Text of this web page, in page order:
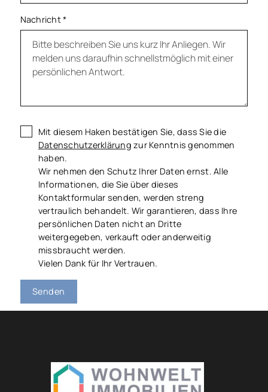
Nachricht*
Mit diesem Haken bestätigen Sie, dass Sie die
Datenschutzerklärung zur Kenntnis genommen
haben.
Wir nehmen den Schutz Ihrer Daten ernst. Alle
Informationen, die Sie über dieses
Kontaktformular senden, werden streng
vertraulich behandelt. Wir garantieren, dass Ihre
persönlichen Daten nicht an Dritte
weitergegeben, verkauft oder anderweitig
missbraucht werden.
Vielen Dank für Ihr Vertrauen.
Senden